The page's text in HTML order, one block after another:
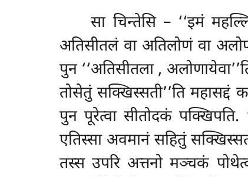
सा चिन्तेसि – ‘‘इमं
अतिसीतलं वा अतिलोणं वा अलोणं
पुन ‘‘अतिसीतला ,
तोसेतुं सक्खिस्सती’’ति महासद्दं
पुन पूरेत्वा सीतोदकं पक्खिपति.
एतिस्सा अवमानं सहितुं
तस्स उपरि अत्तनो मञ्चकं